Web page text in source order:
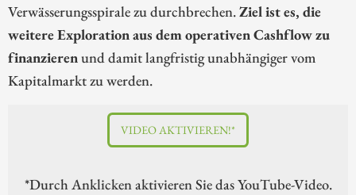
Verwässerungsspirale zu durchbrechen.Ziel ist es, die
weitere Exploration aus dem operativen Cashflow zu
finanzierenund damit langfristig unabhängiger vom
Kapitalmarkt zu werden.
VIDEO AKTIVIEREN!*
*Durch Anklicken aktivieren Sie das YouTube-Video.